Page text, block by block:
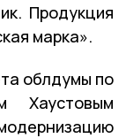
Продукция
марка».
облдумы по
Хаустовым